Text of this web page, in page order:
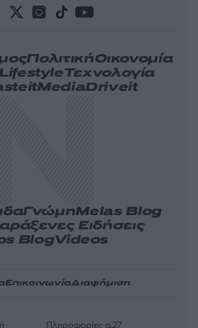
ΠολιτικήΟικονομία
Τεχνολογία
MediaDriveit
ΓνώμηMelas Blog
Ειδήσεις
BlogVideos
ΕπικοινωνίαΔιαφήμιση
Πληροφορίες α.27